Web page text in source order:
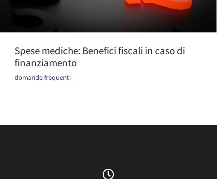
Spese mediche: Benefici fiscali in caso di
finanziamento
domande frequenti